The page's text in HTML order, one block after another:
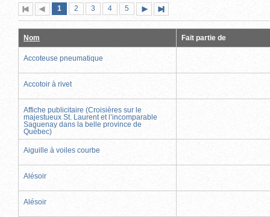
Première
page
Page
précédente
Page
1 (page
actuelle)
Page
2 Page
3 Page
4 Page
5
suivante
page
Nom Fait partie de
Accoteuse pneumatique
Accotoir à rivet
Affiche publicitaire (Croisières sur le
majestueux St. Laurent et l’incomparable
Saguenay dans la belle province de
Québec)
Aiguille à voiles courbe
Alésoir
Alésoir